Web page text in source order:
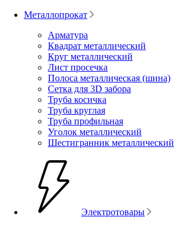
Металлопрокат
Арматура
Квадрат металлический
Круг металлический
Лист просечка
Полоса металлическая (шина)
Сетка для 3D забора
Труба косичка
Труба круглая
Труба профильная
Уголок металлический
Шестигранник металлический
Электротовары